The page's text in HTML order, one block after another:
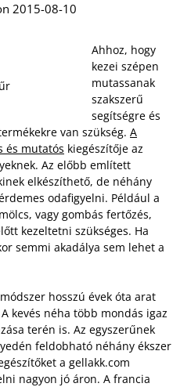
2015-08-10
Ahhoz, hogy
kezei szépen
mutassanak
szakszerű
segítségre és
van szükség. A
és mutatós kiegészítője az
Az előbb említett
elkészíthető, de néhány
odafigyelni. Például a
vagy gombás fertőzés,
kezeltetni szükséges. Ha
semmi akadálya sem lehet a
hosszú évek óta arat
kevés néha több mondás igaz
terén is. Az egyszerűnek
feldobható néhány ékszer
a gellakk.com
nagyon jó áron. A francia